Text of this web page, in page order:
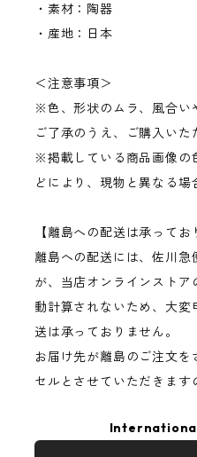
・素材：陶器
・産地：日本
＜注意事項＞
※色、形状のムラ、風合い
ご了承のうえ、ご購入いた
※掲載している商品画像の
どにより、現物と異なる場
【離島への配送は承ってお
離島への配送には、佐川
が、当店オンラインスト
動計算されないため、大
送は承っておりません。
お届け先が離島のご注文
セルとさせていただきます